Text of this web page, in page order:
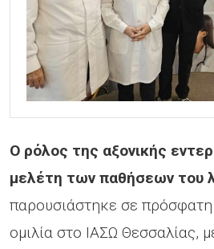
Ο ρόλος της αξονικής
μελέτη των παθήσεων του
παρουσιάστηκε σε πρόσφατη
ομιλία στο ΙΑΣΩ Θεσσαλίας,